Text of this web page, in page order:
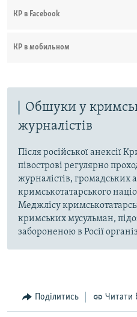
КР в Facebook
КР в мобильном
Обшуки у
журналістів
Після російської анексії
півострові регулярно
журналістів, громадських
кримськотатарського
Меджлісу
кримських мусульман,
забороненою в Росії
Поділитись Читати